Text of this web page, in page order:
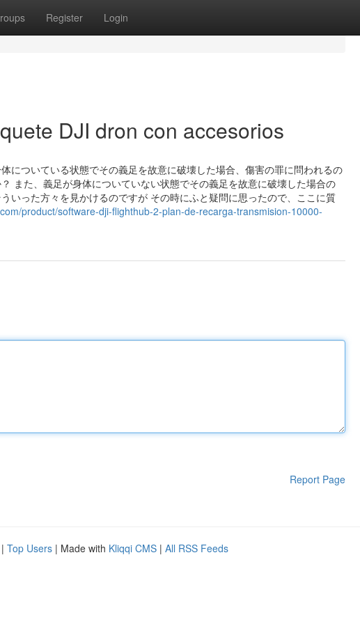
Register Login
DJI dron con accesorios
についている状態でその義足を故意に破壊した場合、傷害の罪に問われるの
また、義足が身体についていない状態でその義足を故意に破壊した場合の
いった方々を見かけるのですが その時にふと疑問に思ったので、ここに質
product/software-dji-flighthub-2-plan-de-recarga-transmision-10000-
Report Page
| Top Users | Made with Kliqqi CMS | All RSS Feeds